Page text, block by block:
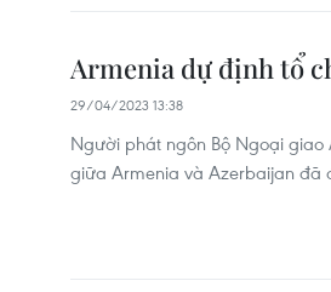
Armenia dự định tổ
29/04/2023 13:38
Người phát ngôn Bộ Ngoại
giữa Armenia và Azerbaijan đã